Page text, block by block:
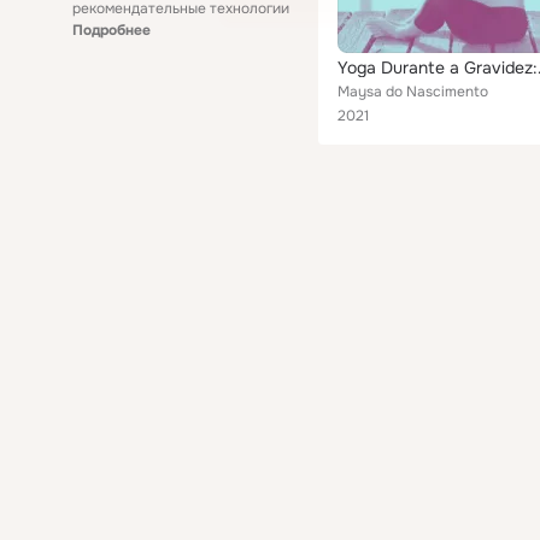
рекомендательные технологии
Подробнее
Yoga
Maysa do Nascimento
2021